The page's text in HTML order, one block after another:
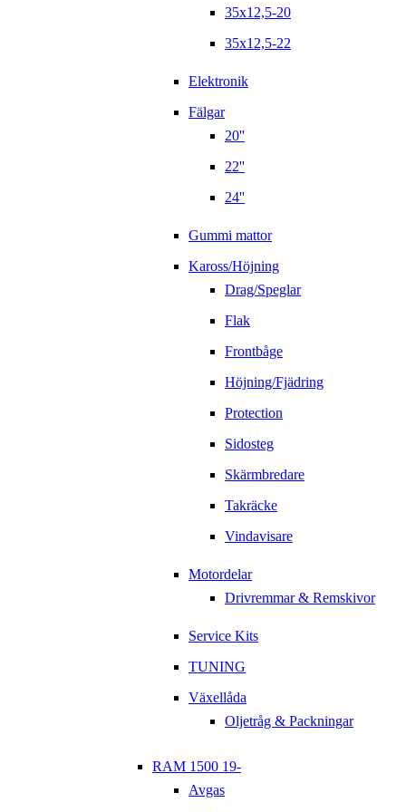
35x12,5-20
35x12,5-22
Elektronik
Fälgar
20''
22''
24''
Gummi mattor
Kaross/Höjning
Drag/Speglar
Flak
Frontbåge
Höjning/Fjädring
Protection
Sidosteg
Skärmbredare
Takräcke
Vindavisare
Motordelar
Drivremmar & Remskivor
Service Kits
TUNING
Växellåda
Oljetråg & Packningar
RAM 1500 19-
Avgas